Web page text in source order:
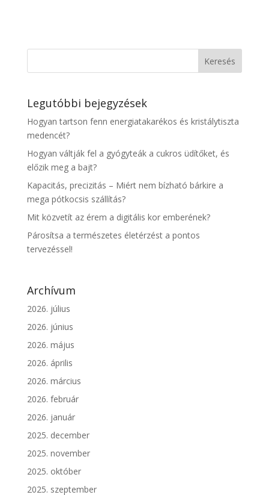
Legutóbbi bejegyzések
Hogyan tartson fenn energiatakarékos és kristálytiszta
medencét?
Hogyan váltják fel a gyógyteák a cukros üdítőket, és
előzik meg a bajt?
Kapacitás, precizitás – Miért nem bízható bárkire a
mega pótkocsis szállítás?
Mit közvetít az érem a digitális kor emberének?
Párosítsa a természetes életérzést a pontos
tervezéssel!
Archívum
2026. július
2026. június
2026. május
2026. április
2026. március
2026. február
2026. január
2025. december
2025. november
2025. október
2025. szeptember